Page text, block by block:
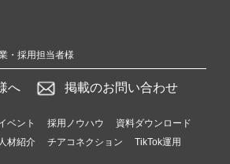
・採用担当者様
へ 掲載のお問い合わせ
ベント 採用ノウハウ
資料ダウンロード
人材紹介 チアコネクション
TikTok運用